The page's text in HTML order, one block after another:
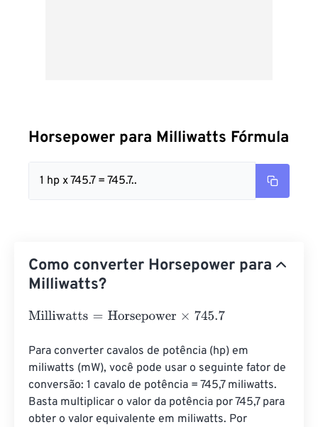
Horsepower para Milliwatts Fórmula
1 hp x 745.7 = 745.7..
Como converter Horsepower para
Milliwatts?
Milliwatts=Horsepower×745.7
Para converter cavalos de potência (hp) em
miliwatts (mW), você pode usar o seguinte fator de
conversão: 1 cavalo de potência = 745,7 miliwatts.
Basta multiplicar o valor da potência por 745,7 para
obter o valor equivalente em miliwatts. Por